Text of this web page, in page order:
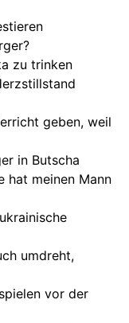
zu trinken
geben, weil
in Butscha
hat meinen Mann
umdreht,
vor der